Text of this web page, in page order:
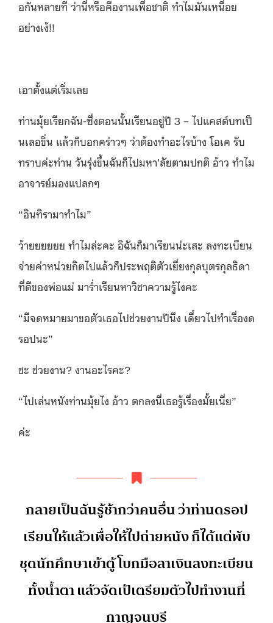
อกันหลายที ว่านี่หรือคืองานเพื่อชาติ ทำไมมันเหนื่อย
อย่างเง้!!
เอาตั้งแต่เริ่มเลย
ท่านมุ้ยเรียกฉัน-ซึ่งตอนนั้นเรียนอยู่ปี 3 – ไปแคสต์บทเป็
นเลอขิ่น แล้วก็บอกคร่าวๆ ว่าต้องทำอะไรบ้าง โอเค รับ
ทราบค่ะท่าน วันรุ่งขึ้นฉันก็ไปมหา’ลัยตามปกติ อ้าว ทำไม
อาจารย์มองแปลกๆ
“อินทิรามาทำไม”
ว้ายยยยยย ทำไมล่ะคะ อิฉันก็มาเรียนน่ะเสะ ลงทะเบียน
จ่ายค่าหน่วยกิตไปแล้วก็ประพฤติตัวเยี่ยงกุลบุตรกุลธิดา
ที่ดีของพ่อแม่ มาร่ำเรียนหาวิชาความรู้ไงคะ
“มีจดหมายมาขอตัวเธอไปช่วยงานปีนึง เดี๋ยวไปทำเรื่องด
รอปนะ”
ชะ ช่วยงาน? งานอะไรคะ?
“ไปเล่นหนังท่านมุ้ยไง อ้าว ตกลงนี่เธอรู้เรื่องมั้ยเนี่ย”
ค่ะ
กลายเป็นฉันรู้ช้ากว่าคนอื่น ว่าท่านดรอป
เรียนให้แล้วเพื่อให้ไปถ่ายหนัง ก็ได้แต่พับ
ชุดนักศึกษาเข้าตู้ โบกมือลาเงินลงทะเบียน
ทั้งน้ำตา แล้วจัดเป้เตรียมตัวไปทำงานที่
กาญจนบุรี